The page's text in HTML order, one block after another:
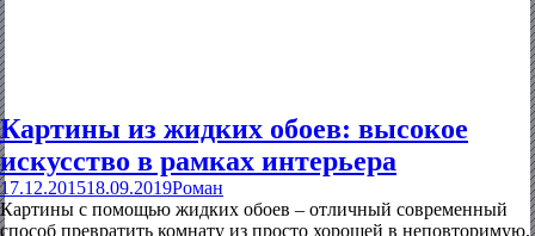
Картины из жидких обоев: высокое
искусство в рамках интерьера
17.12.201518.09.2019Роман
Картины с помощью жидких обоев – отличный современный
способ превратить комнату из просто хорошей в неповторимую.